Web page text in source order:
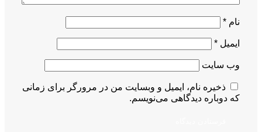
نام *
ایمیل *
وب‌ سایت
ذخیره نام، ایمیل و وبسایت من در مرورگر برای زمانی
که دوباره دیدگاهی می‌نویسم.